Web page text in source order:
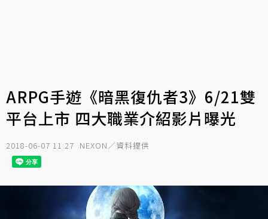
ARPG手遊《暗黑復仇者3》6/21雙
平台上市 四大職業介紹影片曝光
2018-06-07 11:27 NEXON／資料提供